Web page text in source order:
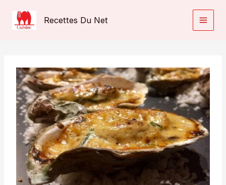
contenu
Recettes Du Net